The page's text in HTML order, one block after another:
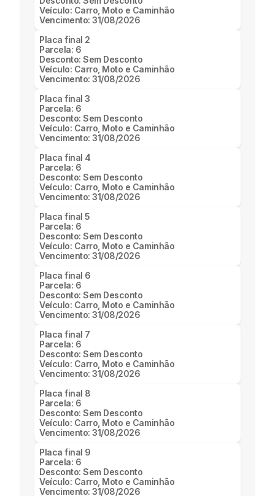
Veículo: Carro, Moto e Caminhão
Vencimento:31/08/2026
Placa final 2
Parcela: 6
Desconto:Sem Desconto
Veículo: Carro, Moto e Caminhão
Vencimento:31/08/2026
Placa final3
Parcela: 6
Desconto:Sem Desconto
Veículo: Carro, Moto e Caminhão
Vencimento:31/08/2026
Placa final 4
Parcela: 6
Desconto:Sem Desconto
Veículo: Carro, Moto e Caminhão
Vencimento:31/08/2026
Placa final5
Parcela: 6
Desconto:Sem Desconto
Veículo: Carro, Moto e Caminhão
Vencimento:31/08/2026
Placa final 6
Parcela: 6
Desconto:Sem Desconto
Veículo: Carro, Moto e Caminhão
Vencimento:31/08/2026
Placa final 7
Parcela: 6
Desconto:Sem Desconto
Veículo: Carro, Moto e Caminhão
Vencimento:31/08/2026
Placa final 8
Parcela: 6
Desconto:Sem Desconto
Veículo: Carro, Moto e Caminhão
Vencimento:31/08/2026
Placa final 9
Parcela: 6
Desconto:Sem Desconto
Veículo: Carro, Moto e Caminhão
Vencimento:31/08/2026